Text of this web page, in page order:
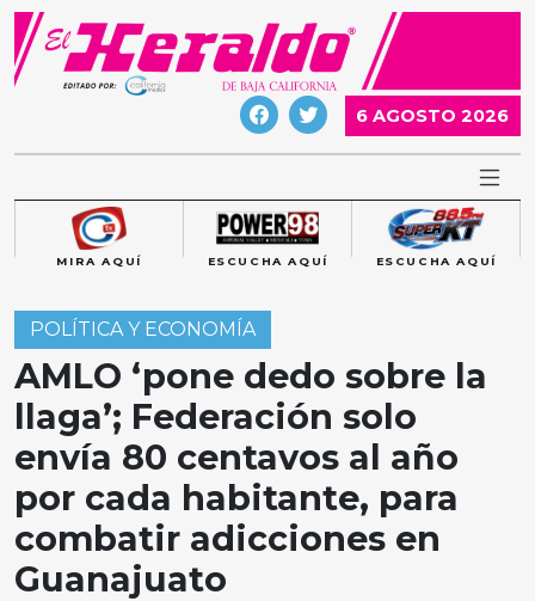
Skip
content
6 AGOSTO 2026
MIRA AQUÍ ESCUCHA AQUÍ ESCUCHA AQUÍ
POLÍTICA Y ECONOMÍA
AMLO ‘pone dedo sobre la
llaga’; Federación solo
envía 80 centavos al año
por cada habitante, para
combatir adicciones en
Guanajuato